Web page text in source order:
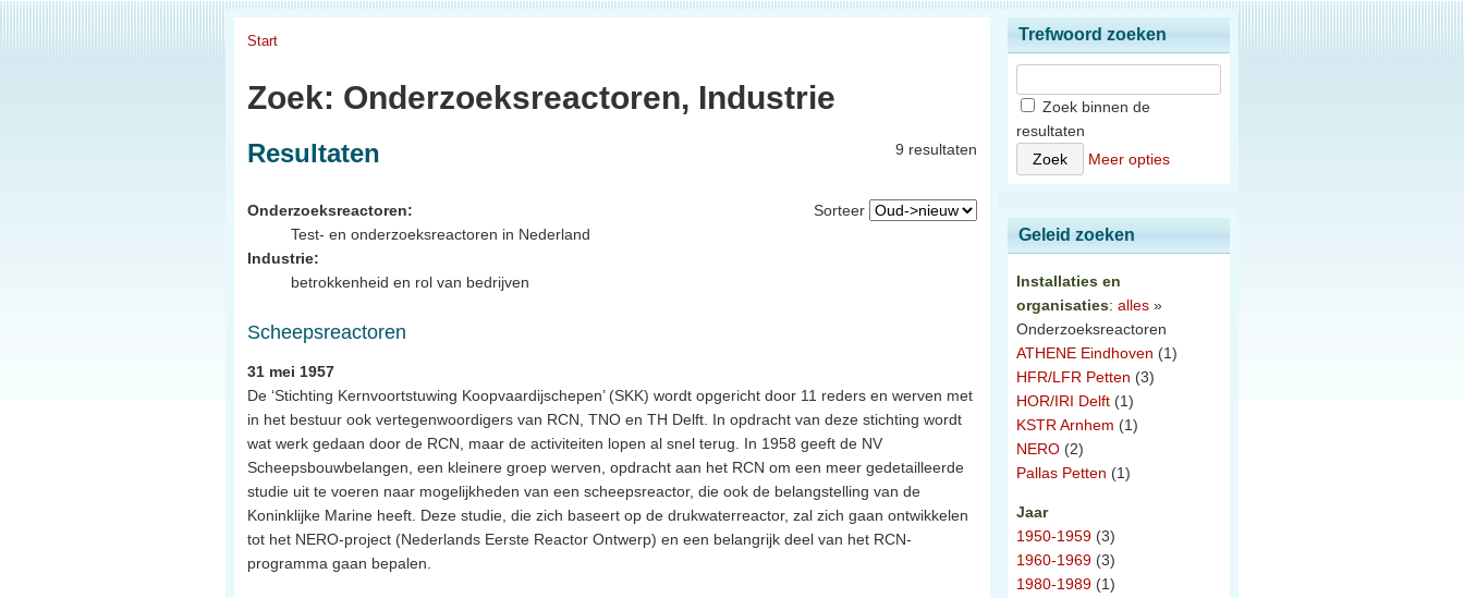
Start
Zoek: Onderzoeksreactoren, Industrie
9 resultaten
Resultaten
Sorteer
Onderzoeksreactoren:
Test- en onderzoeksreactoren in Nederland
Industrie:
betrokkenheid en rol van bedrijven
Scheepsreactoren
31 mei 1957
De ‘Stichting Kernvoortstuwing Koopvaardijschepen’ (SKK) wordt opgericht door 11 reders en werven met
in het bestuur ook vertegenwoordigers van RCN, TNO en TH Delft. In opdracht van deze stichting wordt
wat werk gedaan door de RCN, maar de activiteiten lopen al snel terug. In 1958 geeft de NV
Scheepsbouwbelangen, een kleinere groep werven, opdracht aan het RCN om een meer gedetailleerde
studie uit te voeren naar mogelijkheden van een scheepsreactor, die ook de belangstelling van de
Koninklijke Marine heeft. Deze studie, die zich baseert op de drukwaterreactor, zal zich gaan ontwikkelen
tot het NERO-project (Nederlands Eerste Reactor Ontwerp) en een belangrijk deel van het RCN-
programma gaan bepalen.
Trefwoord zoeken
Zoek binnen de
resultaten
Meer opties
Geleid zoeken
Installaties en
organisaties: alles »
Onderzoeksreactoren
ATHENE Eindhoven (1)
HFR/LFR Petten (3)
HOR/IRI Delft (1)
KSTR Arnhem (1)
NERO (2)
Pallas Petten (1)
Jaar
1950-1959 (3)
1960-1969 (3)
1980-1989 (1)